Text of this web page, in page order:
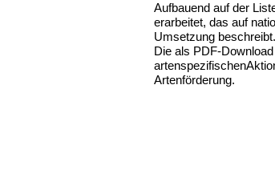
Aufbauend auf der
erarbeitet, das auf
Umsetzung beschreibt.
Die als PDF-
Artenförderung.